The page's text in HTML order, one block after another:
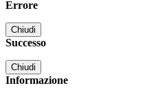
Errore
Chiudi
Successo
Chiudi
Informazione